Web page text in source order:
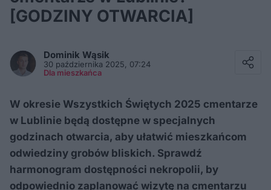
[GODZINY OTWARCIA]
Dominik Wąsik
30 października 2025, 07:24
Dla mieszkańca
W okresie Wszystkich Świętych 2025 cmentarze
w Lublinie będą dostępne w specjalnych
godzinach otwarcia, aby ułatwić mieszkańcom
odwiedziny grobów bliskich. Sprawdź
harmonogram dostępności nekropolii, by
odpowiednio zaplanować wizytę na cmentarzu